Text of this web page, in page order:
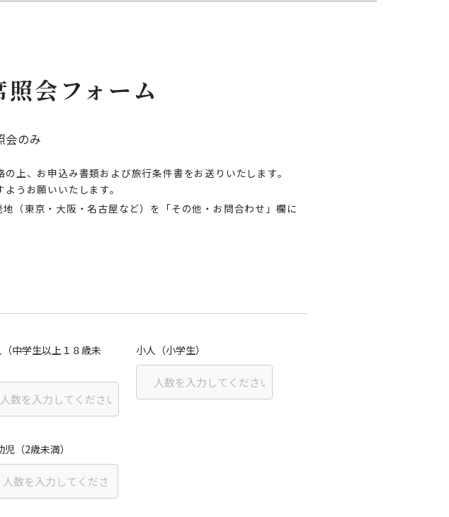
照会フォーム
会のみ
上、お申込み書類および旅行条件書をお送りいたします。
うお願いいたします。
（東京・大阪・名古屋など）を「その他・お問合わせ」欄に
中学生以上１８歳未
小人（小学生）
児（2歳未満）